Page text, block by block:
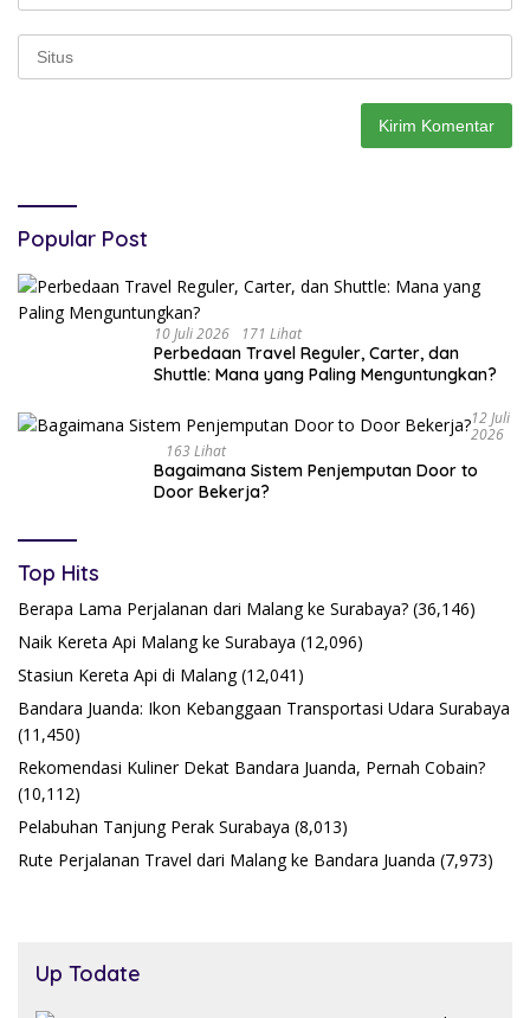
Popular Post
10 Juli 2026 171 Lihat
Perbedaan Travel Reguler, Carter, dan
Shuttle: Mana yang Paling Menguntungkan?
12 Juli
2026
163 Lihat
Bagaimana Sistem Penjemputan Door to
Door Bekerja?
Top Hits
Berapa Lama Perjalanan dari Malang ke Surabaya? (36,146)
Naik Kereta Api Malang ke Surabaya (12,096)
Stasiun Kereta Api di Malang (12,041)
Bandara Juanda: Ikon Kebanggaan Transportasi Udara Surabaya
(11,450)
Rekomendasi Kuliner Dekat Bandara Juanda, Pernah Cobain?
(10,112)
Pelabuhan Tanjung Perak Surabaya (8,013)
Rute Perjalanan Travel dari Malang ke Bandara Juanda (7,973)
Up Todate